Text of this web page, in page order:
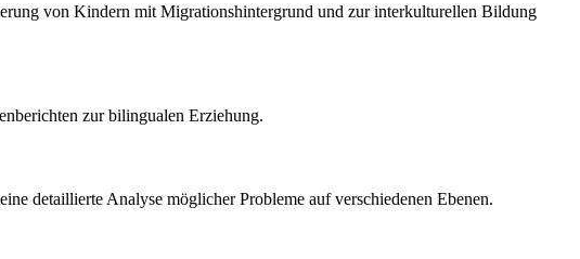
von Kindern mit Migrationshintergrund und zur interkulturellen Bildung
zur bilingualen Erziehung.
detaillierte Analyse möglicher Probleme auf verschiedenen Ebenen.